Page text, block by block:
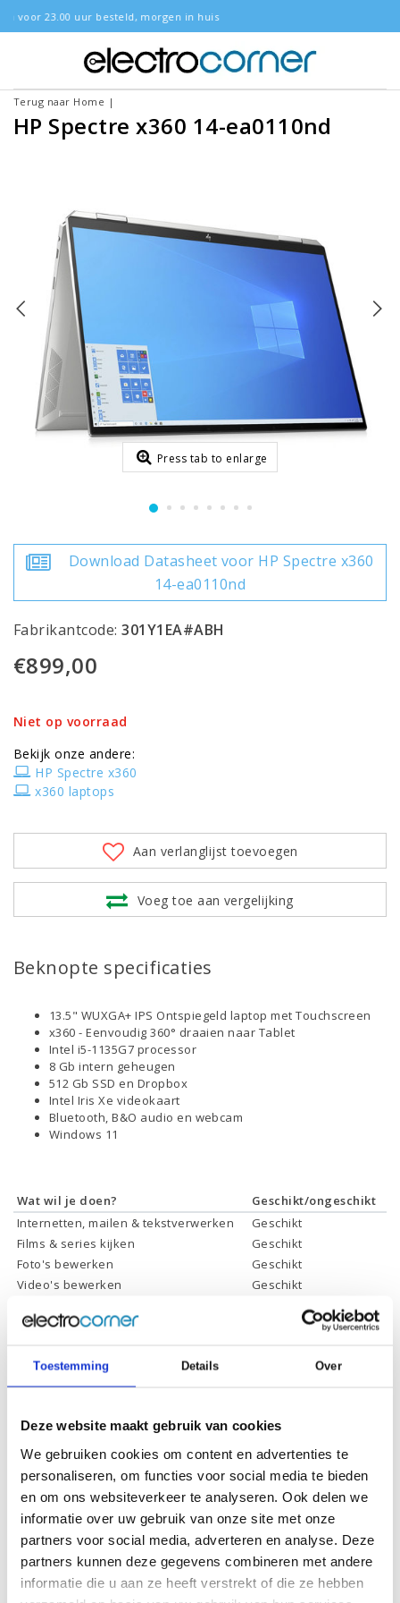
Toestemming Details Over
Deze website maakt gebruik van cookies
We gebruiken cookies om content en advertenties te
personaliseren, om functies voor social media te bieden
en om ons websiteverkeer te analyseren. Ook delen we
informatie over uw gebruik van onze site met onze
partners voor social media, adverteren en analyse. Deze
partners kunnen deze gegevens combineren met andere
informatie die u aan ze heeft verstrekt of die ze hebben
morgen in huis
Terug naar Home |
HP Spectre x360 14-ea0110nd
Press tab to enlarge
Download Datasheet voor HP Spectre x360
14-ea0110nd
Fabrikantcode:301Y1EA#ABH
€899,00
Niet op voorraad
Bekijk onze andere:
HP Spectre x360
x360 laptops
Aan verlanglijst toevoegen
Voeg toe aan vergelijking
Beknopte specificaties
13.5" WUXGA+ IPS Ontspiegeld laptop met Touchscreen
x360 - Eenvoudig 360° draaien naar Tablet
Intel i5-1135G7 processor
8 Gb intern geheugen
512 Gb SSD en Dropbox
Intel Iris Xe videokaart
Bluetooth, B&O audio en webcam
Windows 11
Wat wil je doen?
Geschikt/ongeschikt
Internetten, mailen & tekstverwerken
Geschikt
Films & series kijken
Geschikt
Foto's bewerken
Geschikt
Video's bewerken
Geschikt
Geschikt *
* Systeemvereisten zijn sterk afhankelijk van de games die u wilt spelen,
Specificaties
Schermdiagonaal:
14.0 inch (35,6 cm)
Scherm resolutie:
1920 x 1280 (WUXGA+)
Touchscreen:
Ja
Scherm omklapbaar:
Ja (eenvoudig 360° draaien
naar tablet)